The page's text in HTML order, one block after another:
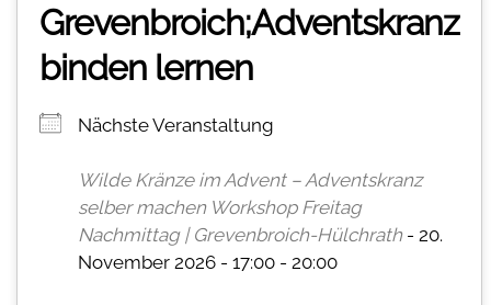
Grevenbroich;Adventskranz
binden lernen
Nächste Veranstaltung
Wilde Kränze im Advent – Adventskranz
selber machen Workshop Freitag
Nachmittag | Grevenbroich-Hülchrath- 20.
November 2026 - 17:00 - 20:00